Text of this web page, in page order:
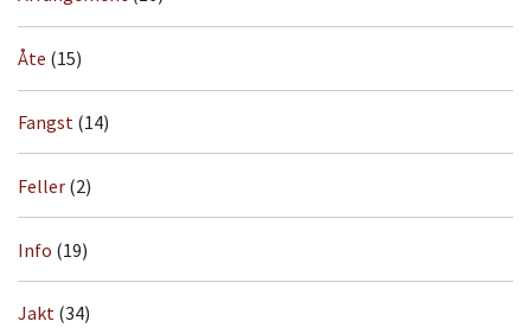
Åte (15)
Fangst (14)
Feller (2)
Info (19)
Jakt (34)